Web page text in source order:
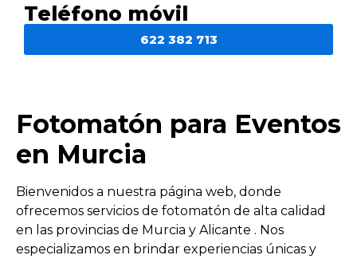
Teléfono móvil
622 382 713
Fotomatón para Eventos
en Murcia
Bienvenidos a nuestra página web, donde
ofrecemos servicios de fotomatón de alta calidad
en las provincias de Murcia y Alicante . Nos
especializamos en brindar experiencias únicas y